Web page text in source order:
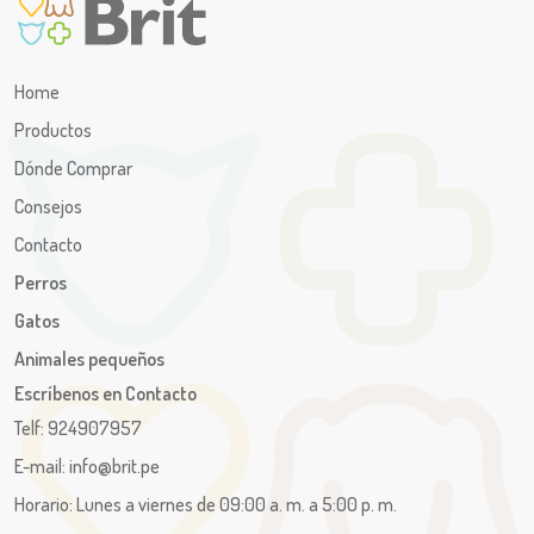
Home
Productos
Dónde Comprar
Consejos
Contacto
Perros
Gatos
Animales pequeños
Escríbenos en Contacto
Telf: 924907957
E-mail: info@brit.pe
Horario: Lunes a viernes de 09:00 a. m. a 5:00 p. m.